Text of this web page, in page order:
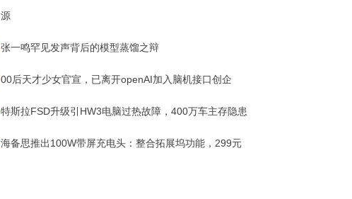
源
张一鸣罕见发声背后的模型蒸馏之辩
00后天才少女官宣，已离开openAI加入脑机接口创企
特斯拉FSD升级引HW3电脑过热故障，400万车主存隐患
海备思推出100W带屏充电头：整合拓展坞功能，299元